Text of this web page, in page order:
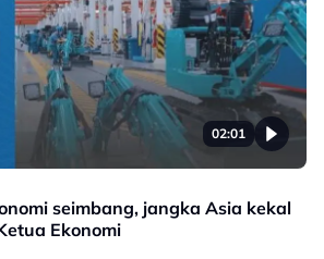
02:01
seimbang, jangka Asia kekal
Ekonomi